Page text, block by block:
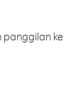
panggilan ke